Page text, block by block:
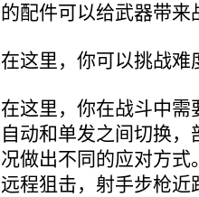
的配件可以给武器带来
在这里，你可以挑战难
在这里，你在战斗中
自动和单发之间切换
况做出不同的应对方
远程狙击，射手步枪近